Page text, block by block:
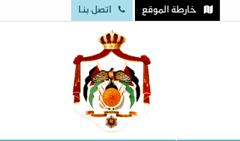
خارطة الموقع اتصل بنا